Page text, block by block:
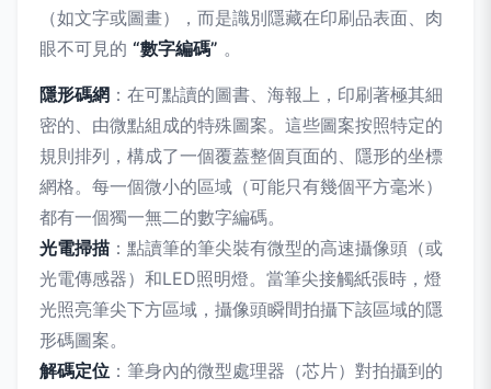
（如文字或圖畫），而是識別隱藏在印刷品表面、肉
眼不可見的 “數字編碼” 。
隱形碼網 ：在可點讀的圖書、海報上，印刷著極其細
密的、由微點組成的特殊圖案。這些圖案按照特定的
規則排列，構成了一個覆蓋整個頁面的、隱形的坐標
網格。每一個微小的區域（可能只有幾個平方毫米）
都有一個獨一無二的數字編碼。
光電掃描 ：點讀筆的筆尖裝有微型的高速攝像頭（或
光電傳感器）和LED照明燈。當筆尖接觸紙張時，燈
光照亮筆尖下方區域，攝像頭瞬間拍攝下該區域的隱
形碼圖案。
解碼定位 ：筆身內的微型處理器（芯片）對拍攝到的